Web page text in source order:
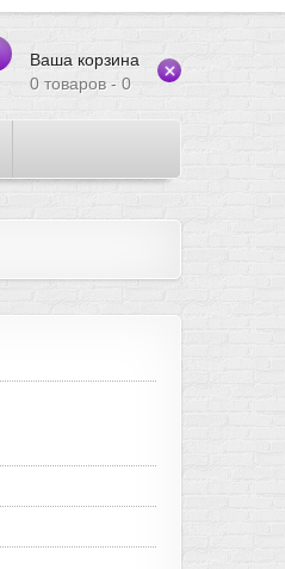
Ваша корзина
0 товаров - 0